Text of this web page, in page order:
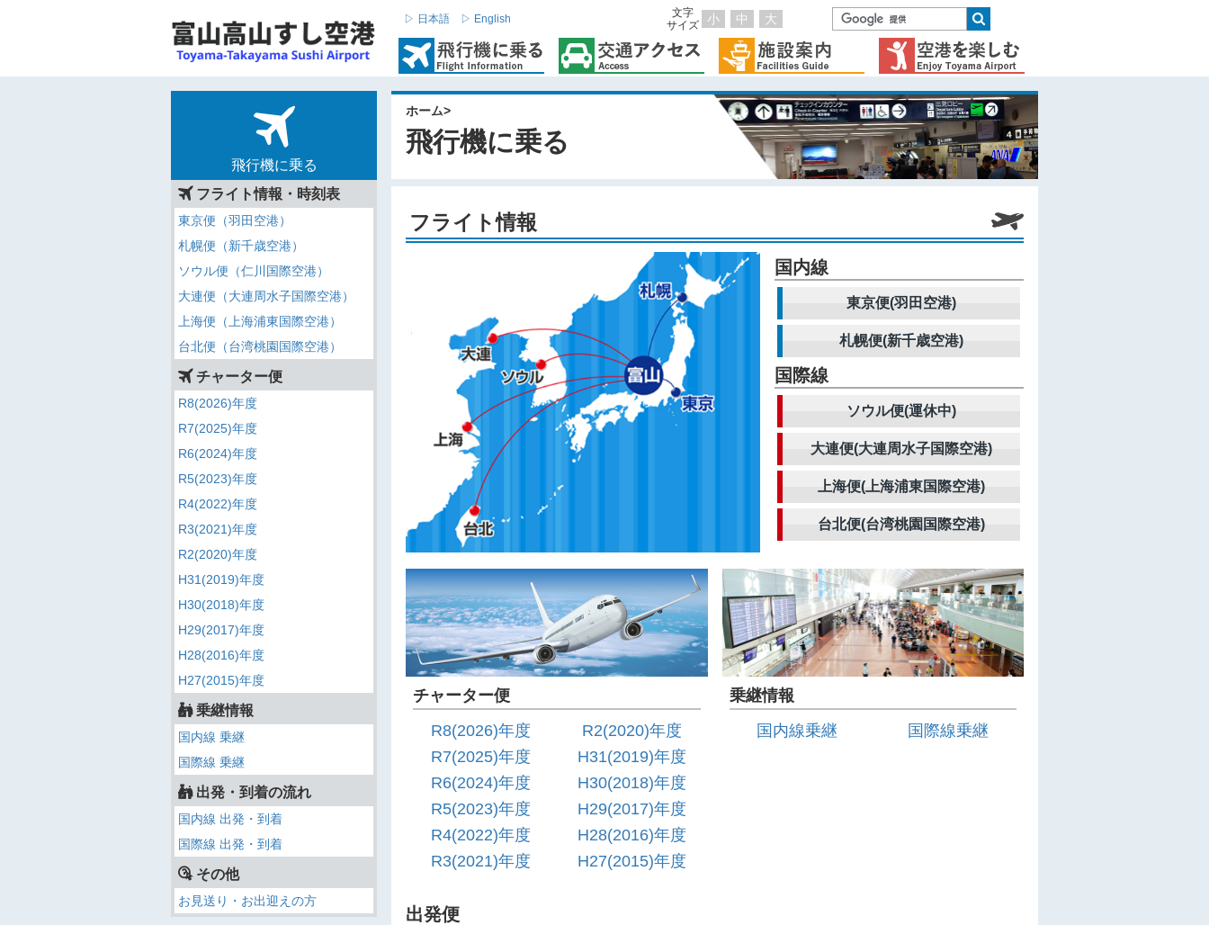
▷ 日本語 ▷ English
文字
サイズ
小 中 大
飛行機に乗る
フライト情報・時刻表
東京便（羽田空港）
札幌便（新千歳空港）
ソウル便（仁川国際空港）
大連便（大連周水子国際空港）
上海便（上海浦東国際空港）
台北便（台湾桃園国際空港）
チャーター便
R8(2026)年度
R7(2025)年度
R6(2024)年度
R5(2023)年度
R4(2022)年度
R3(2021)年度
R2(2020)年度
H31(2019)年度
H30(2018)年度
H29(2017)年度
H28(2016)年度
H27(2015)年度
乗継情報
国内線 乗継
国際線 乗継
出発・到着の流れ
国内線 出発・到着
国際線 出発・到着
その他
お見送り・お出迎えの方
ホーム>
飛行機に乗る
フライト情報
国内線
東京便(羽田空港)
札幌便(新千歳空港)
国際線
ソウル便(運休中)
大連便(大連周水子国際空港)
上海便(上海浦東国際空港)
台北便(台湾桃園国際空港)
チャーター便
R8(2026)年度
R7(2025)年度
R6(2024)年度
R5(2023)年度
R4(2022)年度
R3(2021)年度
R2(2020)年度
H31(2019)年度
H30(2018)年度
H29(2017)年度
H28(2016)年度
H27(2015)年度
乗継情報
国内線乗継
国際線乗継
出発便